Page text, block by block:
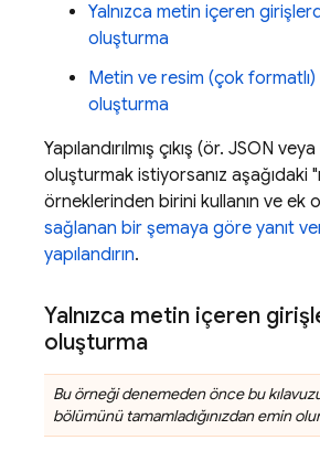
Yalnızca metin içeren
oluşturma
Metin ve resim (çok
oluşturma
Yapılandırılmış çıkış (ör. JSON
oluşturmak istiyorsanız aşağıdaki
örneklerinden birini kullanın ve ek
sağlanan bir şemaya göre yanıt
yapılandırın.
Yalnızca metin içeren
oluşturma
Bu örneği denemeden önce bu
bölümünü tamamladığınızdan emin